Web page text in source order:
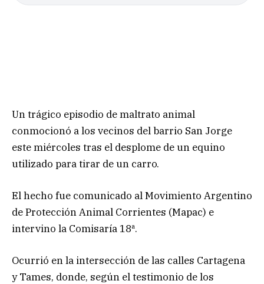
Un trágico episodio de maltrato animal
conmocionó a los vecinos del barrio San Jorge
este miércoles tras el desplome de un equino
utilizado para tirar de un carro.
El hecho fue comunicado al Movimiento Argentino
de Protección Animal Corrientes (Mapac) e
intervino la Comisaría 18ª.
Ocurrió en la intersección de las calles Cartagena
y Tames, donde, según el testimonio de los